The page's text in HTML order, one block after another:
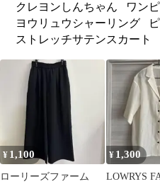
クレヨンしんちゃん
ワン
ヨウリュウシャーリング
ストレッチサテンスカート
¥ 1,100
ローリーズファーム
¥ 1,300
LOWRYS